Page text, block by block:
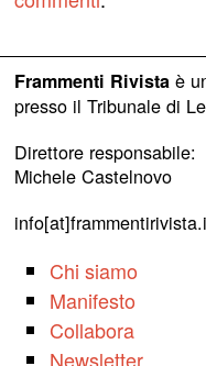
Frammenti Rivistaè
presso il Tribunale di
Direttore responsabile:
Michele Castelnovo
Chi siamo
Manifesto
Collabora
Newsletter